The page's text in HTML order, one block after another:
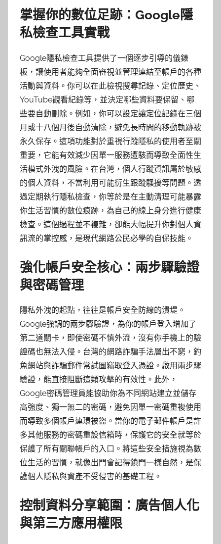
掌握你的數位足跡：Google隱
私檢查工具實戰
Google隱私檢查工具提供了一個逐步引導的儀錶
板，讓使用者能夠全面審視並管理連結至帳戶的各種
活動與資料。你可以在此檢視搜尋記錄、定位歷史、
YouTube觀看紀錄等，並決定哪些資料要保留、哪
些要自動刪除。例如，你可以設定讓定位記錄在三個
月或十八個月後自動清除，避免長時間的移動軌跡被
永久保存。這項功能對於重視行蹤隱私的使用者至關
重要，它能有效減少因單一服務遭駭而導致全面性生
活模式外洩的風險。在台灣，個人行蹤資訊屬於敏感
的個人資料，不當利用可能衍生跟蹤騷擾等問題。透
過定期執行隱私檢查，你等於是在主動清理可能暴露
你生活習慣的數位痕跡，為自己的線上身分進行健康
檢查。這個過程並不複雜，卻能大幅提升你對個人資
訊流的掌控感，是現代網路公民必學的自保技能。
強化帳戶安全核心：兩步驟驗證
與密碼管理
隱私外洩的起點，往往是帳戶安全防線的潰堤。
Google強調的兩步驟驗證，為你的帳戶登入增加了
第二道關卡，即使密碼不慎外流，沒有你手機上的驗
證碼也無法入侵。台灣的網路詐騙手法層出不窮，釣
魚網站與詐騙郵件常試圖竊取登入憑證。啟用兩步驟
驗證，能直接阻斷這類攻擊的有效性。此外，
Google密碼管理員能協助你為不同網站建立並儲存
高強度、獨一無二的密碼，避免因單一密碼重複使用
而導致多個帳戶連環被盜。當你的電子郵件帳戶是許
多其他服務的密碼重設信箱時，保護它的安全就等於
保護了所有關聯帳戶的入口。將這些安全措施視為數
位生活的習慣，就像出門會記得鎖門一樣自然，是保
護個人隱私與資產不受侵害的基礎工程。
控制資料分享範圍：廣告個人化
與第三方應用權限